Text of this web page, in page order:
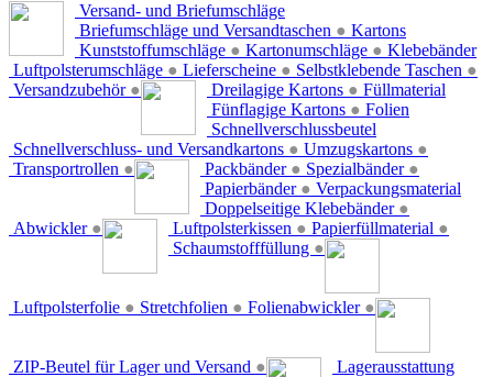
Versand- und Briefumschläge
Briefumschläge und Versandtaschen ●
Kunststoffumschläge ● Kartonumschläge ●
Luftpolsterumschläge ● Lieferscheine ● Selbstklebende Taschen ●
Versandzubehör ●
Kartons
Dreilagige Kartons ●
Fünflagige Kartons ●
Schnellverschluss- und Versandkartons ● Umzugskartons ●
Transportrollen ●
Klebebänder
Packbänder ● Spezialbänder ●
Papierbänder ●
Doppelseitige Klebebänder ●
Abwickler ●
Füllmaterial
Luftpolsterkissen ● Papierfüllmaterial ●
Schaumstofffüllung ●
Folien
Luftpolsterfolie ● Stretchfolien ● Folienabwickler ●
Schnellverschlussbeutel
ZIP-Beutel für Lager und Versand ●
Verpackungsmaterial
Lagerausstattung